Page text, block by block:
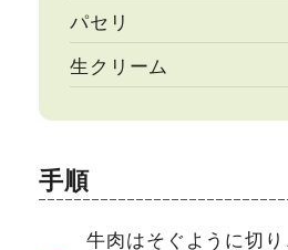
パセリ
生クリーム
手順
牛肉はそぐように切